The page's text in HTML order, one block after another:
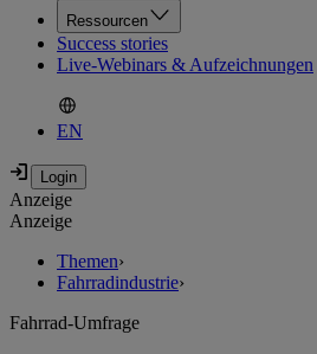
Ressourcen
Success stories
Live-Webinars & Aufzeichnungen
EN
Anzeige
Anzeige
Themen›
Fahrradindustrie›
Fahrrad-Umfrage